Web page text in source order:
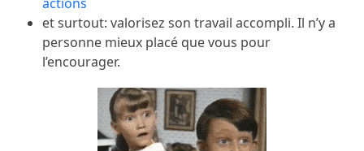
et surtout: valorisez son travail accompli. Il n’y a
personne mieux placé que vous pour
l’encourager.